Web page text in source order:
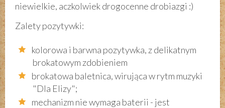
niewielkie, aczkolwiek drogocenne drobiazgi :)
Zalety pozytywki:
kolorowa i barwna pozytywka, z delikatnym
brokatowym zdobieniem
brokatowa baletnica, wirująca w rytm muzyki
"Dla Elizy";
mechanizm nie wymaga baterii - jest